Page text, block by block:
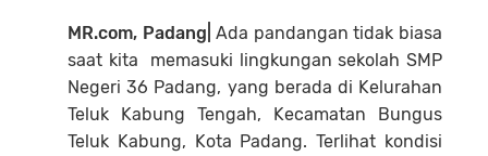
MR.com, Padang| Ada pandangan tidak biasa
saat kita memasuki lingkungan sekolah SMP
Negeri 36 Padang, yang berada di Kelurahan
Teluk Kabung Tengah, Kecamatan Bungus
Teluk Kabung, Kota Padang. Terlihat kondisi